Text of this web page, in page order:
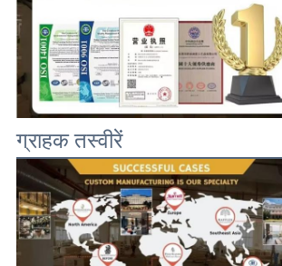
ग्राहक तस्वीरें